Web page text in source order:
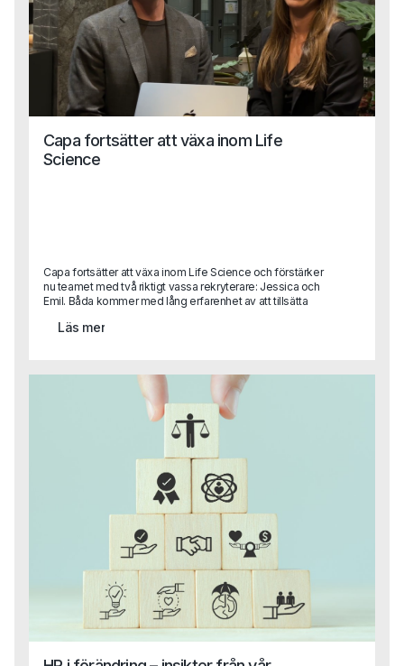
Capa fortsätter att växa inom Life
Science
Capa fortsätter att växa inom Life Science och förstärker
nu teamet med två riktigt vassa rekryterare: Jessica och
Emil. Båda kommer med lång erfarenhet av att tillsätta
medicinteknik och blir en viktig del i vår satsning på att
kompetens även inom områden som HR, Legal och
Finance kan vi nu erbjuda en helhetslösning till Life
Science-bolag, oavsett funktion eller behov.
Läs mer